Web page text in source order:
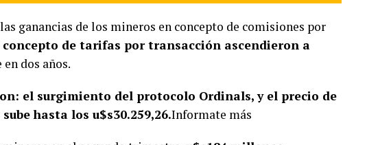
ganancias de los mineros en concepto de comisiones por
concepto de tarifas por transacción ascendieron a
dos años.
el surgimiento del protocolo Ordinals, y el precio de
hasta los u$s30.259,26.Informate más